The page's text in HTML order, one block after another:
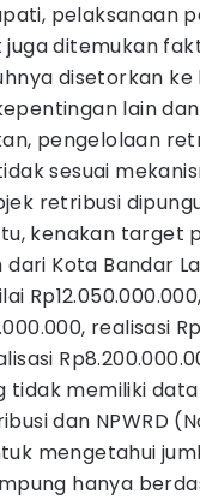
pelaksanaan
ditemukan
disetorkan ke
lain
pengelolaan
sesuai
retribusi
kenakan target
Kota Bandar
realisasi
tidak memiliki
dan NPWRD
mengetahui
hanya